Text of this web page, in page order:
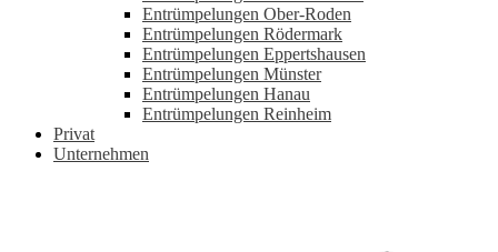
Entrümpelungen Ober-Roden
Entrümpelungen Rödermark
Entrümpelungen Eppertshausen
Entrümpelungen Münster
Entrümpelungen Hanau
Entrümpelungen Reinheim
Privat
Unternehmen